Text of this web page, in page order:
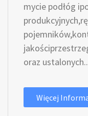
mycie podłóg
oraz
Więcej